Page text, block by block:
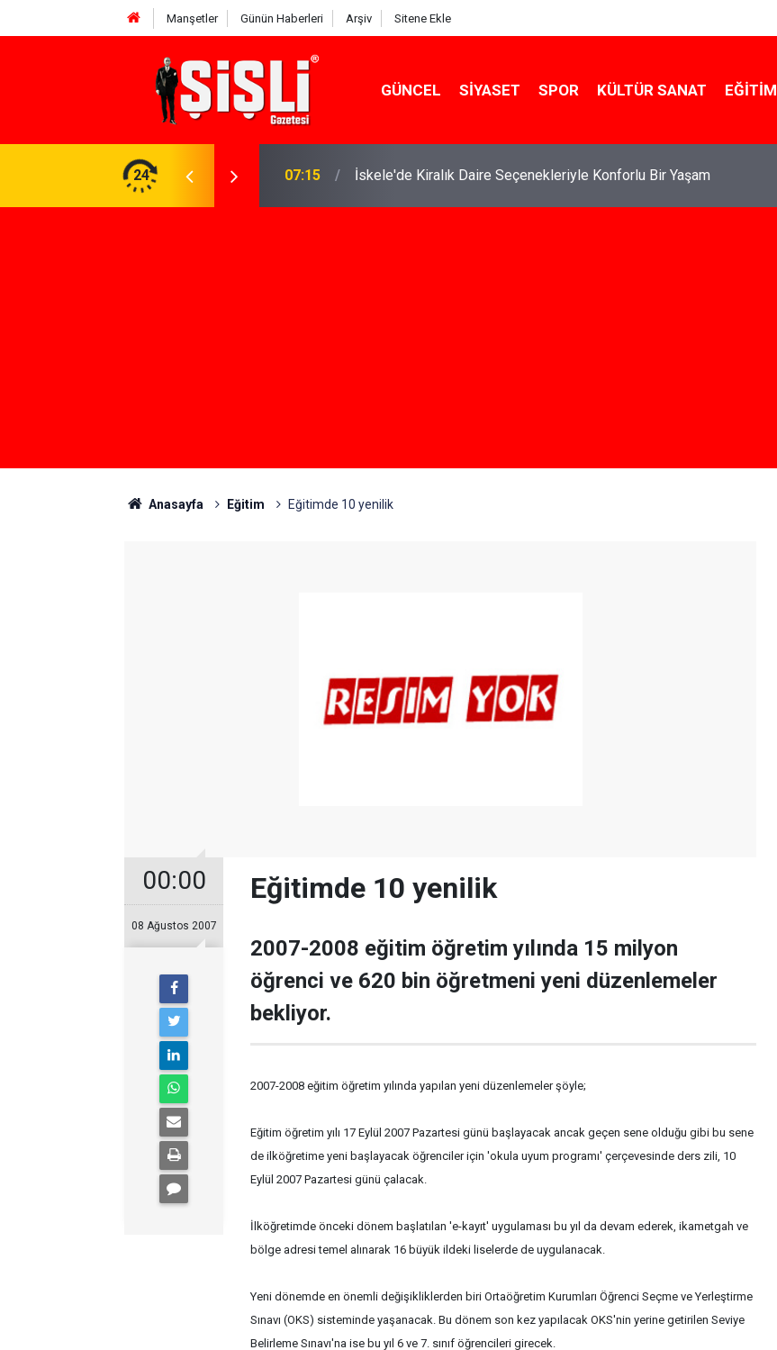
Manşetler Günün Haberleri Arşiv Sitene Ekle
GÜNCEL SIYASET SPOR KÜLTÜR SANAT EĞITIM
24
İçin İhtiyacınız Olan Çözüm 07:15 İskele'de Kiralık Daire Seçenekleriyle Konforlu Bir Yaşam
Anasayfa Eğitim Eğitimde 10 yenilik
00:00
08 Ağustos 2007
Eğitimde 10 yenilik
2007-2008 eğitim öğretim yılında 15 milyon
öğrenci ve 620 bin öğretmeni yeni düzenlemeler
bekliyor.
2007-2008 eğitim öğretim yılında yapılan yeni düzenlemeler şöyle;
Eğitim öğretim yılı 17 Eylül 2007 Pazartesi günü başlayacak ancak geçen sene olduğu gibi bu sene
de ilköğretime yeni başlayacak öğrenciler için 'okula uyum programı' çerçevesinde ders zili, 10
Eylül 2007 Pazartesi günü çalacak.
İlköğretimde önceki dönem başlatılan 'e-kayıt' uygulaması bu yıl da devam ederek, ikametgah ve
bölge adresi temel alınarak 16 büyük ildeki liselerde de uygulanacak.
Yeni dönemde en önemli değişikliklerden biri Ortaöğretim Kurumları Öğrenci Seçme ve Yerleştirme
Sınavı (OKS) sisteminde yaşanacak. Bu dönem son kez yapılacak OKS'nin yerine getirilen Seviye
Belirleme Sınavı'na ise bu yıl 6 ve 7. sınıf öğrencileri girecek.